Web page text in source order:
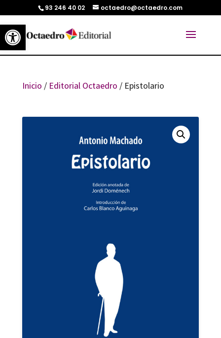
Abrir barra de herramientas
93 246 40 02 octaedro@octaedro.com
Inicio / Editorial Octaedro / Epistolario